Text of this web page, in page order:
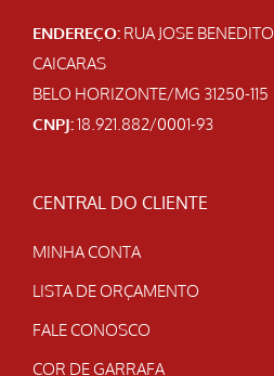
ENDEREÇO: RUA JOSE
CAICARAS
BELO HORIZONTE/MG 31250-115
CNPJ:18.921.882/0001-93
CENTRAL DO CLIENTE
MINHA CONTA
LISTA DE ORÇAMENTO
FALE CONOSCO
COR DE GARRAFA